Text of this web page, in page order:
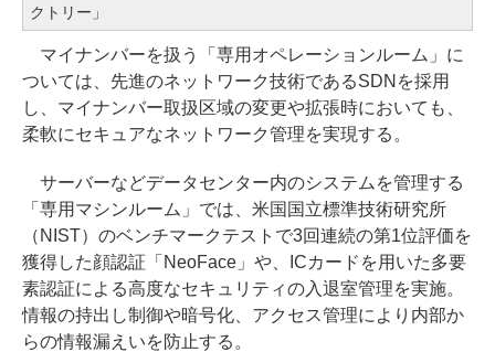
クトリー」
マイナンバーを扱う「専用オペレーションルーム」に
ついては、先進のネットワーク技術であるSDNを採用
し、マイナンバー取扱区域の変更や拡張時においても、
柔軟にセキュアなネットワーク管理を実現する。
サーバーなどデータセンター内のシステムを管理する
「専用マシンルーム」では、米国国立標準技術研究所
（NIST）のベンチマークテストで3回連続の第1位評価を
獲得した顔認証「NeoFace」や、ICカードを用いた多要
素認証による高度なセキュリティの入退室管理を実施。
情報の持出し制御や暗号化、アクセス管理により内部か
らの情報漏えいを防止する。